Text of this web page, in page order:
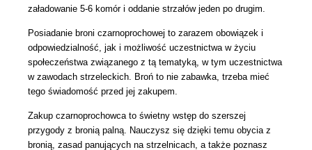
załadowanie 5-6 komór i oddanie strzałów jeden po drugim.
Posiadanie broni czarnoprochowej to zarazem obowiązek i
odpowiedzialność, jak i możliwość uczestnictwa w życiu
społeczeństwa związanego z tą tematyką, w tym uczestnictwa
w zawodach strzeleckich. Broń to nie zabawka, trzeba mieć
tego świadomość przed jej zakupem.
Zakup czarnoprochowca to świetny wstęp do szerszej
przygody z bronią palną. Nauczysz się dzięki temu obycia z
bronią, zasad panujących na strzelnicach, a także poznasz